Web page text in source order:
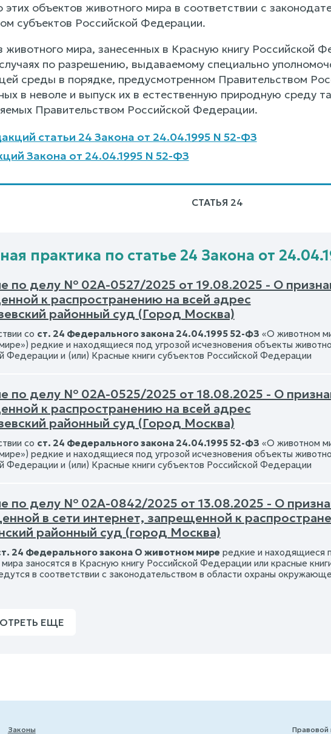
этих объектов животного мира в соответствии с
субъектов Российской Федерации.
мира, занесенных в Красную книгу Российской
по разрешению, выдаваемому специально
среды в порядке, предусмотренном Правительством
в неволе и выпуск их в естественную природную среду
Правительством Российской Федерации.
статьи 24 Закона от 24.04.1995 N 52-ФЗ
Закона от 24.04.1995 N 52-ФЗ
СТАТЬЯ 24
практика по статье 24 Закона от
по делу № 02А-0527/2025 от 19.08.2025 - О
к распространению на всей адрес
районный суд (Город Москва)
со ст. 24 Федерального закона 24.04.1995 52-ФЗ «О животном
редкие и находящиеся под угрозой исчезновения объекты
Федерации и (или) Красные книги субъектов Российской Федерации
по делу № 02А-0525/2025 от 18.08.2025 - О
к распространению на всей адрес
районный суд (Город Москва)
со ст. 24 Федерального закона 24.04.1995 52-ФЗ «О животном
редкие и находящиеся под угрозой исчезновения объекты
Федерации и (или) Красные книги субъектов Российской Федерации
по делу № 02А-0842/2025 от 13.08.2025 - О
в сети интернет, запрещенной к
районный суд (город Москва)
24 Федерального закона О животном мире редкие и находящиеся
заносятся в Красную книгу Российской Федерации или красные
в соответствии с законодательством в области охраны
ЕЩЕ
Законы Правовой